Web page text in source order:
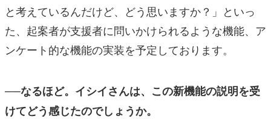
と考えているんだけど、どう思いますか？」といっ
た、起案者が支援者に問いかけられるような機能、ア
ンケート的な機能の実装を予定しております。
──なるほど。イシイさんは、この新機能の説明を受
けてどう感じたのでしょうか。